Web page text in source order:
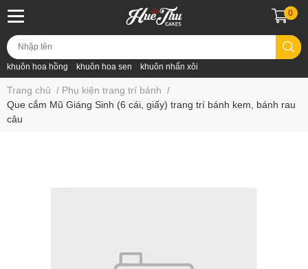
khuôn hoa hồng khuôn hoa sen khuôn nhấn xôi
0
Trang chủ / Phụ kiện trang trí bánh /
Que cắm Mũ Giáng Sinh (6 cái, giấy) trang trí bánh kem, bánh rau
câu